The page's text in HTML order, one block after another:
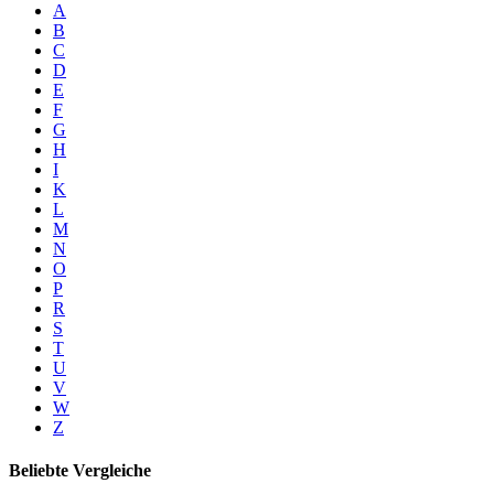
A
B
C
D
E
F
G
H
I
K
L
M
N
O
P
R
S
T
U
V
W
Z
Beliebte Vergleiche